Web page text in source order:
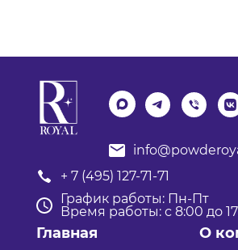
+ 7 (495) 127-71-71
График работы: Пн-Пт
Время работы: с 8:00 до
Главная О